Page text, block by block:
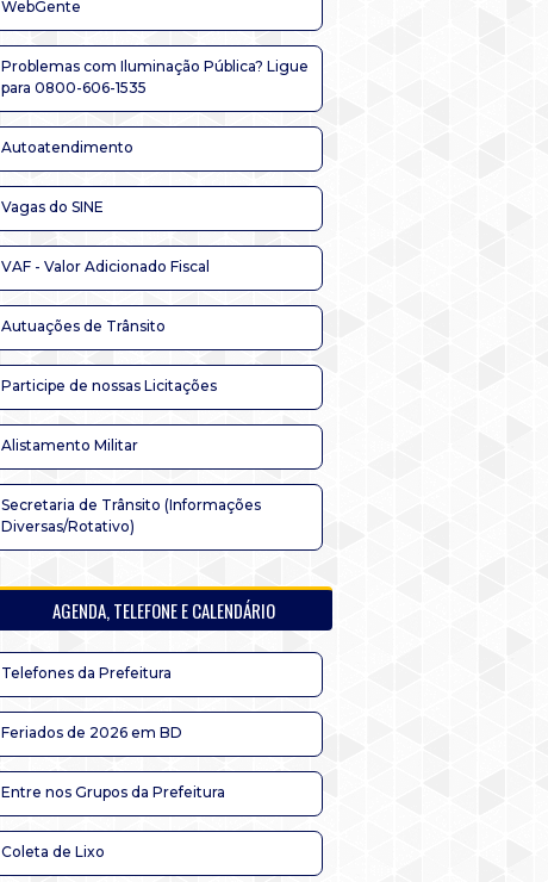
WebGente
Problemas com Iluminação Pública? Ligue
para 0800-606-1535
Autoatendimento
Vagas do SINE
VAF - Valor Adicionado Fiscal
Autuações de Trânsito
Participe de nossas Licitações
Alistamento Militar
Secretaria de Trânsito (Informações
Diversas/Rotativo)
AGENDA, TELEFONE E CALENDÁRIO
Telefones da Prefeitura
Feriados de 2026 em BD
Entre nos Grupos da Prefeitura
Coleta de Lixo